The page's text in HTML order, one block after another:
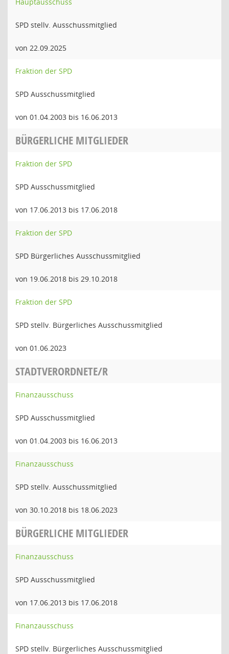
SPD stellv. Ausschussmitglied
von 22.09.2025
Fraktion der SPD
SPD Ausschussmitglied
von 01.04.2003 bis 16.06.2013
BÜRGERLICHE MITGLIEDER
Fraktion der SPD
SPD Ausschussmitglied
von 17.06.2013 bis 17.06.2018
Fraktion der SPD
SPD Bürgerliches Ausschussmitglied
von 19.06.2018 bis 29.10.2018
Fraktion der SPD
SPD stellv. Bürgerliches Ausschussmitglied
von 01.06.2023
STADTVERORDNETE/R
Finanzausschuss
SPD Ausschussmitglied
von 01.04.2003 bis 16.06.2013
Finanzausschuss
SPD stellv. Ausschussmitglied
von 30.10.2018 bis 18.06.2023
BÜRGERLICHE MITGLIEDER
Finanzausschuss
SPD Ausschussmitglied
von 17.06.2013 bis 17.06.2018
Finanzausschuss
SPD stellv. Bürgerliches Ausschussmitglied